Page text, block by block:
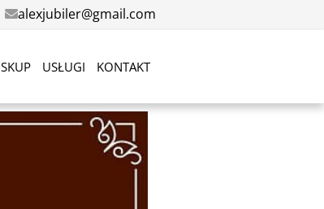
alexjubiler@gmail.com
SKUP USŁUGI KONTAKT